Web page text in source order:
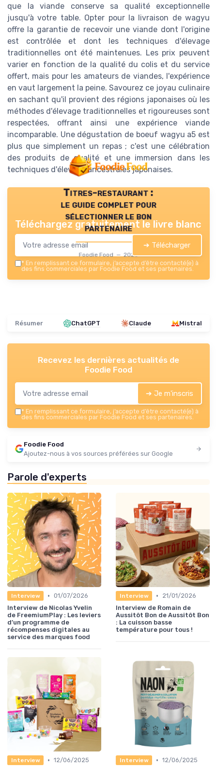
que la viande conserve sa qualité exceptionnelle
jusqu'à votre table. Opter pour la livraison de wagyu
offre la garantie de recevoir une viande dont l'origine
est contrôlée et dont les techniques d'élevage
traditionnelles ont été maintenues. Les prix peuvent
varier en fonction de la qualité du colis et du service
offert, mais pour les amateurs de viandes, l'expérience
en vaut largement la peine. Savourez ce joyau culinaire
en sachant qu'il provient des régions japonaises où les
méthodes d'élevage traditionnelles et rigoureuses sont
respectées, offrant ainsi une expérience viande
incomparable. Une dégustation de boeuf wagyu a5 est
plus que simplement un repas ; c'est une célébration
des produits de qualité et une immersion dans les
techniques d'élevage ancestrales japonaises.
Titres-restaurant :
le guide complet pour
sélectionner le bon
partenaire
Foodie Food — 2026
Téléchargez gratuitement le livre blanc
➔ Télécharger
* En remplissant ce formulaire, j’accepte d’être contacté(e) à
des fins commerciales par Foodie Food et ses partenaires.
Résumer ChatGPT Claude Mistral
Recevez les dernières actualités de
Foodie Food
➔ Je m'inscris
* En remplissant ce formulaire, j’accepte d’être contacté(e) à
des fins commerciales par Foodie Food et ses partenaires.
Foodie Food
Ajoutez-nous à vos sources préférées sur Google
Parole d'experts
Interview • 01/07/2026
Interview de Nicolas Yvelin
de FreemiumPlay : Les leviers
d’un programme de
récompenses digitales au
service des marques food
Interview •
21/01/2026
Interview de Romain de
Aussitôt Bon de Aussitôt Bon
: La cuisson basse
température pour tous !
Interview • 12/06/2025 Interview • 12/06/2025